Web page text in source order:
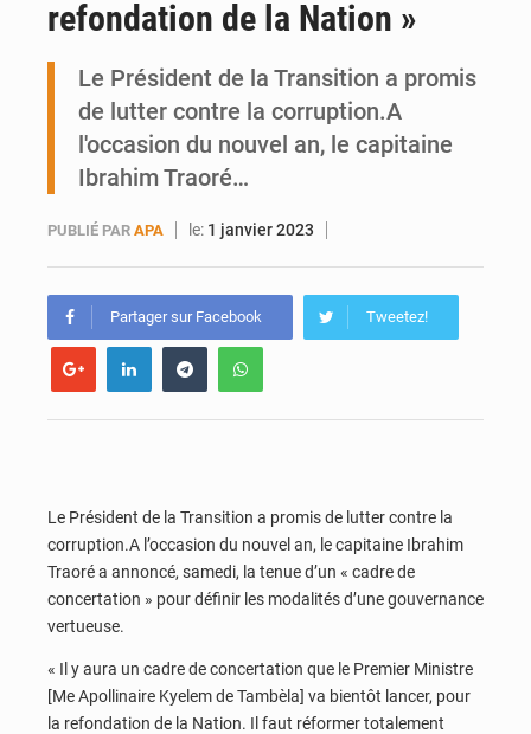
refondation de la Nation »
Le Président de la Transition a promis
de lutter contre la corruption.A
l'occasion du nouvel an, le capitaine
Ibrahim Traoré…
PUBLIÉ PAR APA le: 1 janvier 2023
Partager sur Facebook Tweetez!
Le Président de la Transition a promis de lutter contre la
corruption.A l’occasion du nouvel an, le capitaine Ibrahim
Traoré a annoncé, samedi, la tenue d’un « cadre de
concertation » pour définir les modalités d’une gouvernance
vertueuse.
« Il y aura un cadre de concertation que le Premier Ministre
[Me Apollinaire Kyelem de Tambèla] va bientôt lancer, pour
la refondation de la Nation. Il faut réformer totalement